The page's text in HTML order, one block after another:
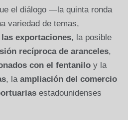
el diálogo —la quinta ronda
variedad de temas,
exportaciones, la posible
recíproca de aranceles,
con el fentanilo y la
, la ampliación del comercio
estadounidenses